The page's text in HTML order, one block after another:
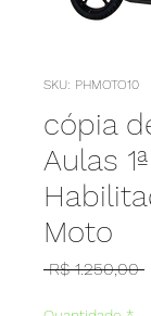
SKU: PHMOTO10
cópia
Aulas 1ª
Moto
R$ 1.250,00